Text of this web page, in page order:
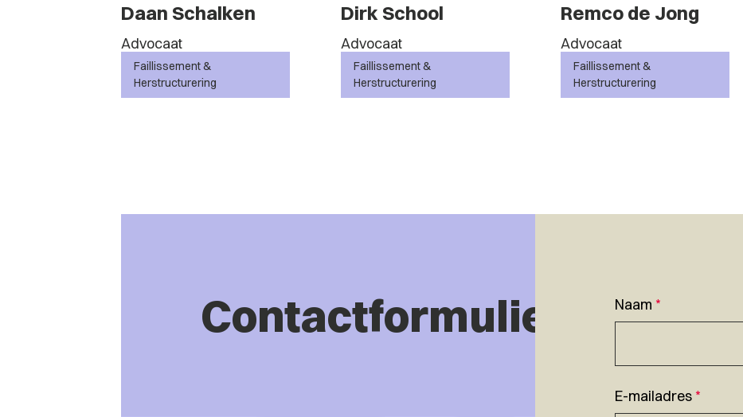
Daan Schalken
Advocaat
Faillissement &
Herstructurering
Dirk School
Advocaat
Faillissement &
Herstructurering
Remco de Jong
Advocaat
Faillissement &
Herstructurering
Contactformulier Naam *
E-mailadres *